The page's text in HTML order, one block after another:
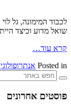
לכבוד המימונה, גל
שואל מדוע וכיצד
קרא עוד…
Posted in
פוסטים אחרונים